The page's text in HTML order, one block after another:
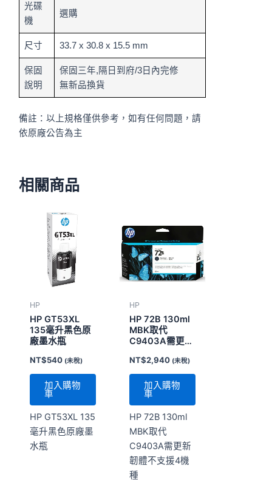
光碟
機
選購
尺寸 33.7 x 30.8 x 15.5 mm
保固
說明
保固三年,隔日到府/3日內完修
無新品換貨
備註：以上規格僅供參考，如有任何問題，請
依原廠公告為主
相關商品
HP
HP GT53XL
135毫升黑色原
廠墨水瓶
NT$540 (未稅)
加入購物
車
HP GT53XL 135
毫升黑色原廠墨
水瓶
HP
HP 72B 130ml
MBK取代
C9403A需更新
種
NT$2,940 (未稅)
加入購物
車
HP 72B 130ml
MBK取代
C9403A需更新
韌體不支援4機
種